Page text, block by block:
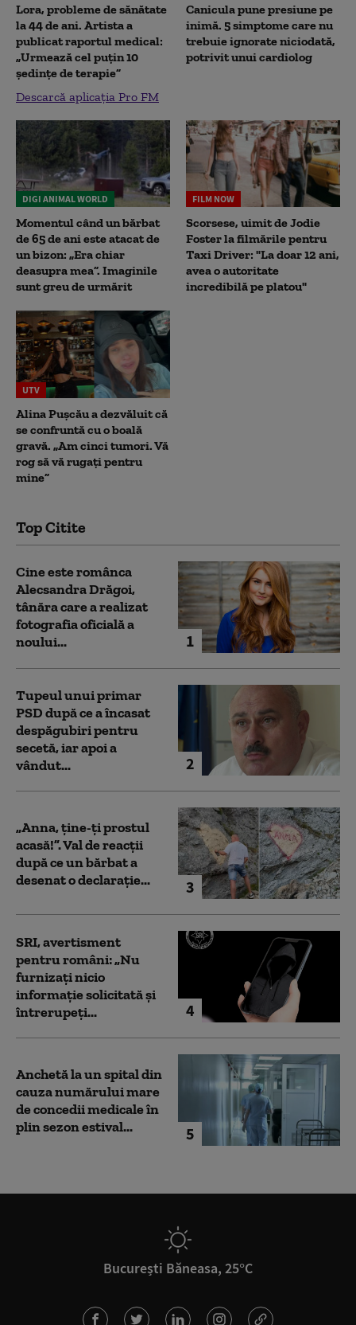
Lora, probleme de sănătate
la 44 de ani. Artista a
publicat raportul medical:
„Urmează cel puțin 10
ședințe de terapie”
Descarcă aplicația Pro FM
Canicula pune presiune pe
inimă. 5 simptome care nu
trebuie ignorate niciodată,
potrivit unui cardiolog
DIGI ANIMAL WORLD
Momentul când un bărbat
de 65 de ani este atacat de
un bizon: „Era chiar
deasupra mea”. Imaginile
sunt greu de urmărit
FILM NOW
Scorsese, uimit de Jodie
Foster la filmările pentru
Taxi Driver: "La doar 12 ani,
avea o autoritate
incredibilă pe platou"
UTV
Alina Pușcău a dezvăluit că
se confruntă cu o boală
gravă. „Am cinci tumori. Vă
rog să vă rugați pentru
mine”
Top Citite
1
Cine este românca
Alecsandra Drăgoi,
tânăra care a realizat
fotografia oficială a
noului...
2
Tupeul unui primar
PSD după ce a încasat
despăgubiri pentru
secetă, iar apoi a
vândut...
3
„Anna, ţine-ţi prostul
acasă!”. Val de reacții
după ce un bărbat a
desenat o declarație...
4
SRI, avertisment
pentru români: „Nu
furnizați nicio
informație solicitată și
întrerupeți...
5
Anchetă la un spital din
cauza numărului mare
de concedii medicale în
plin sezon estival...
București Băneasa, 25°C